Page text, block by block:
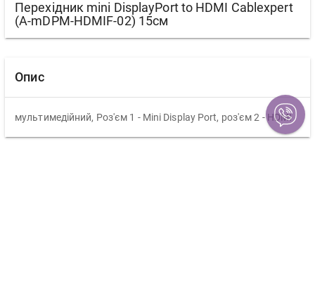
Перехідник mini DisplayPort to HDMI Cablexpert
(A-mDPM-HDMIF-02) 15см
Опис
мультимедійний, Роз'єм 1 - Mini Display Port, роз'єм 2 - HDMI